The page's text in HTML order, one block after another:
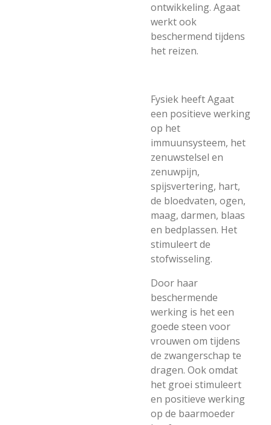
ontwikkeling. Agaat
werkt ook
beschermend tijdens
het reizen.
Fysiek heeft Agaat
een positieve werking
op het
immuunsysteem, het
zenuwstelsel en
zenuwpijn,
spijsvertering, hart,
de bloedvaten, ogen,
maag, darmen, blaas
en bedplassen. Het
stimuleert de
stofwisseling.
Door haar
beschermende
werking is het een
goede steen voor
vrouwen om tijdens
de zwangerschap te
dragen. Ook omdat
het groei stimuleert
en positieve werking
op de baarmoeder